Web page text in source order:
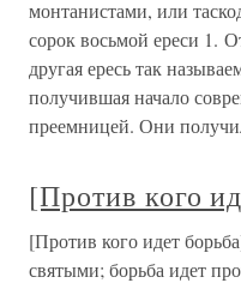
монтанистами, или
сорок восьмой ереси 1.
другая ересь так
получившая начало
преемницей. Они
[Против кого
[Против кого идет
святыми; борьба идет